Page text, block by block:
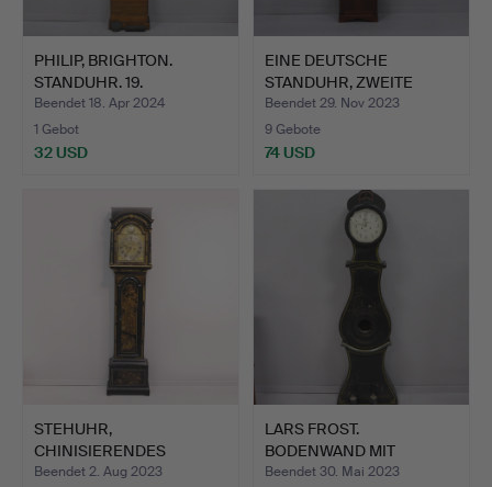
PHILIP, BRIGHTON.
STANDUHR. 19.
JAHRHUNDER…
Beendet 18. Apr 2024
1 Gebot
32 USD
EINE DEUTSCHE
STANDUHR, ZWEITE
HÄLFTE DES …
Beendet 29. Nov 2023
9 Gebote
74 USD
STEHUHR,
CHINISIERENDES
VERGOLDETES DEKOR,…
Beendet 2. Aug 2023
LARS FROST.
BODENWAND MIT
GEMÄLDE, 19. JAH…
Beendet 30. Mai 2023